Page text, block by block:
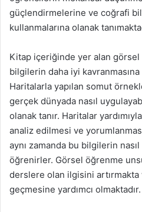
güçlendirmelerine ve coğrafi
kullanmalarına olanak
Kitap içeriğinde yer alan
bilgilerin daha iyi kavranmasına
Haritalarla yapılan somut
gerçek dünyada nasıl
olanak tanır. Haritalar
analiz edilmesi ve
aynı zamanda bu bilgilerin
öğrenirler. Görsel öğrenme
derslere olan ilgisini
geçmesine yardımcı olmaktadır.